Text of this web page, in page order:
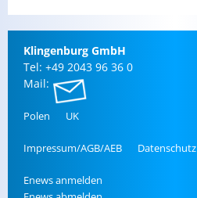
Klin­gen­burg GmbH
Tel: +49 2043 96 36 0
Mail:
Polen UK
Im­pres­sum/AGB/AEB Da­ten­schutz
Enews an­mel­den